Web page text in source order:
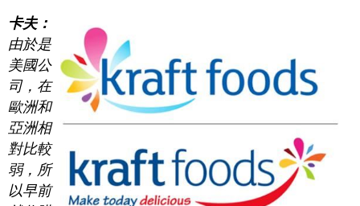
卡夫：
由於是
美國公
司，在
歐洲和
亞洲相
對比較
弱，所
以早前